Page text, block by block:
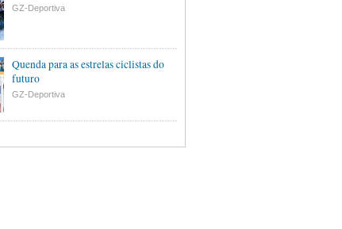
GZ-Deportiva
Quenda para as estrelas ciclistas do
futuro
GZ-Deportiva